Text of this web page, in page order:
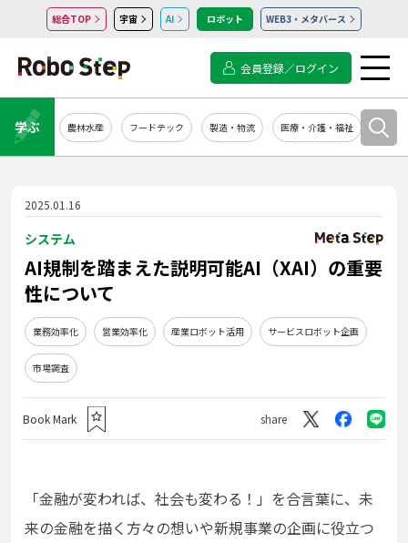
総合TOP 宇宙 AI ロボット WEB3・メタバース
会員登録／ログイン
学ぶ 農林水産 フードテック 製造・物流 医療・介護・福祉 シス
2025.01.16
システム
AI規制を踏まえた説明可能AI（XAI）の重要
性について
業務効率化 営業効率化 産業ロボット活用 サービスロボット企画
市場調査
Book Mark share
「金融が変われば、社会も変わる！」を合言葉に、未
来の金融を描く方々の想いや新規事業の企画に役立つ